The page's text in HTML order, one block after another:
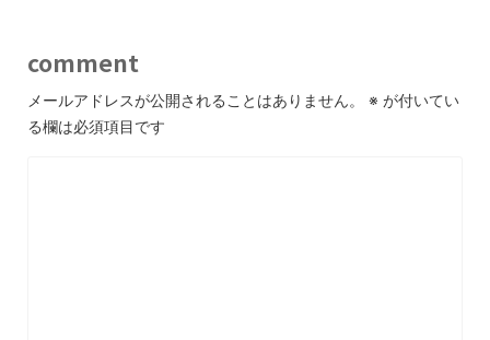
comment
メールアドレスが公開されることはありません。 ※ が付いてい
る欄は必須項目です